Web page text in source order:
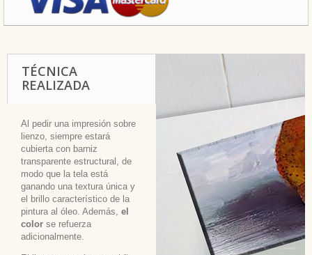
TÉCNICA
REALIZADA
Al pedir una impresión sobre
lienzo, siempre estará
cubierta con barniz
transparente estructural, de
modo que la tela está
ganando una textura única y
el brillo característico de la
pintura al óleo. Además, el
color se refuerza
adicionalmente.